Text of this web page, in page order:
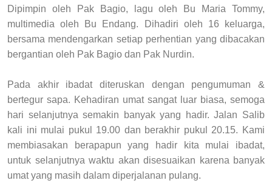
Dipimpin oleh Pak Bagio, lagu oleh Bu Maria Tommy,
multimedia oleh Bu Endang. Dihadiri oleh 16 keluarga,
bersama mendengarkan setiap perhentian yang dibacakan
bergantian oleh Pak Bagio dan Pak Nurdin.
Pada akhir ibadat diteruskan dengan pengumuman &
bertegur sapa. Kehadiran umat sangat luar biasa, semoga
hari selanjutnya semakin banyak yang hadir. Jalan Salib
kali ini mulai pukul 19.00 dan berakhir pukul 20.15. Kami
membiasakan berapapun yang hadir kita mulai ibadat,
untuk selanjutnya waktu akan disesuaikan karena banyak
umat yang masih dalam diperjalanan pulang.